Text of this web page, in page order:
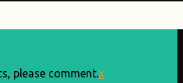
please comment.x